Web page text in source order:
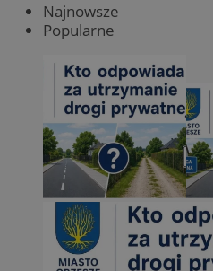
Najnowsze
Popularne